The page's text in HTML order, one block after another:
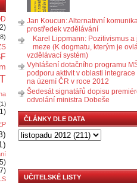
Jan Koucun: Alternativní
prostředek vzdělávání
Karel Lippmann: Pozitivismus a
meze (K dogmatu, kterým je
vzdělávací systém)
Vyhlášení dotačního programu
podporu aktivit v oblasti integrace
na území ČR v roce 2012
Šedesát signatářů dopisu
odvolání ministra Dobeše
ČLÁNKY DLE DATA
UČITELSKÉ LISTY